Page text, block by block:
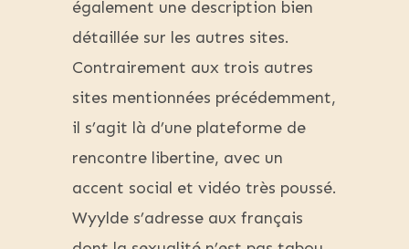
également une description bien
détaillée sur les autres sites.
Contrairement aux trois autres
sites mentionnées précédemment,
il s’agit là d’une plateforme de
rencontre libertine, avec un
accent social et vidéo très poussé.
Wyylde s’adresse aux français